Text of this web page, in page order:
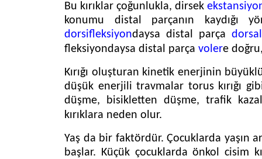
Komplikasyonlar
Bu kırıklar çoğunlukla, dirsek
konumu distal parçanın
dorsifleksiyondaysa distal parça dorsal
fleksiyondaysa distal parça volere
Kırığı oluşturan kinetik enerjinin
düşük enerjili travmalar torus kırığı
düşme, bisikletten düşme, trafik
kırıklara neden olur.
Yaş da bir faktördür. Çocuklarda yaşın
başlar. Küçük çocuklarda önkol cisim